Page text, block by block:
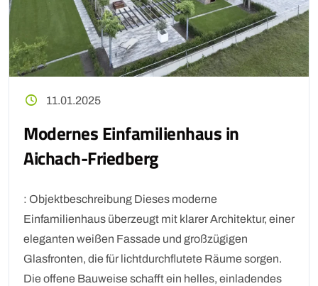
11.01.2025
Modernes Einfamilienhaus in
Aichach-Friedberg
: Objektbeschreibung Dieses moderne
Einfamilienhaus überzeugt mit klarer Architektur, einer
eleganten weißen Fassade und großzügigen
Glasfronten, die für lichtdurchflutete Räume sorgen.
Die offene Bauweise schafft ein helles, einladendes